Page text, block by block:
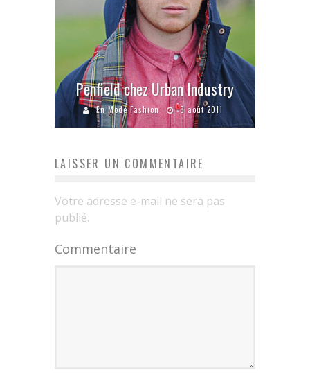
Penfield chez Urban Industry
En Mode Fashion 8 août 2011
LAISSER UN COMMENTAIRE
Votre adresse e-mail ne sera pas
publié.
Commentaire